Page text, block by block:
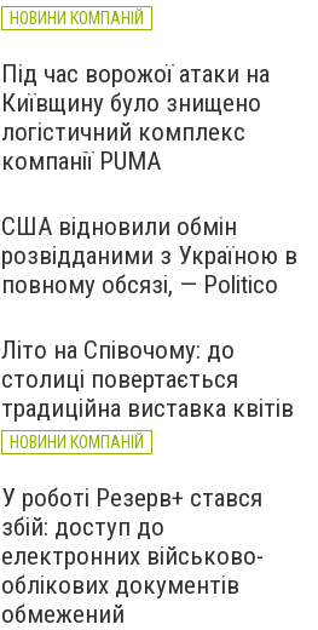
НОВИНИ КОМПАНІЙ
Під час ворожої атаки на
Київщину було знищено
логістичний комплекс
компанії PUMA
США відновили обмін
розвідданими з Україною в
повному обсязі, — Politico
Літо на Співочому: до
столиці повертається
традиційна виставка квітів
НОВИНИ КОМПАНІЙ
У роботі Резерв+ стався
збій: доступ до
електронних військово-
облікових документів
обмежений